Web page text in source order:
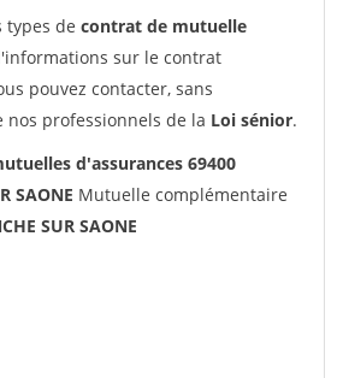
types de contrat de mutuelle
sur le contrat
pouvez contacter, sans
nos professionnels de la Loi sénior.
d'assurances 69400
SAONE Mutuelle complémentaire
SUR SAONE